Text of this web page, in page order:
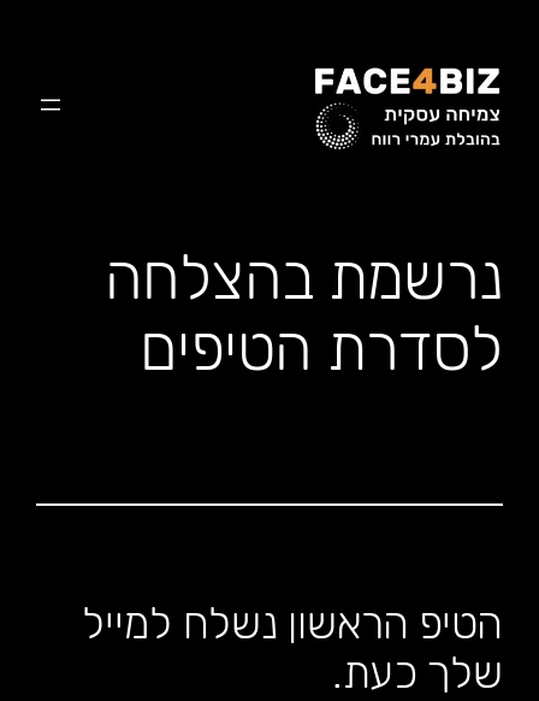
נרשמת בהצלחה
לסדרת הטיפים
הטיפ הראשון נשלח למייל
שלך כעת.